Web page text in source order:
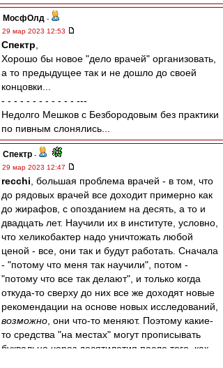
МосфОлд -
29 мар 2023 12:53
Спектр
Хорошо бы новое "дело врачей" организовать,
а то предыдущее так и не дошло до своей
концовки...
- - - - - - - - - - - - ---
Недолго Мешков с Безбородовым без практики
по пивным слонялись...
Спектр -
29 мар 2023 12:47
recchi , большая проблема врачей - в том, что
до рядовых врачей все доходит примерно как
до жирафов, с опозданием на десять, а то и
двадцать лет. Научили их в институте, условно,
что хеликобактер надо уничтожать любой
ценой - все, они так и будут работать. Сначала
- "потому что меня так научили", потом -
"потому что все так делают", и только когда
откуда-то сверху до них все же доходят новые
рекомендации на основе новых исследований,
возможно , они что-то меняют. Поэтому какие-
то средства "на местах" могут прописывать
буквально через десятилетия после того, как